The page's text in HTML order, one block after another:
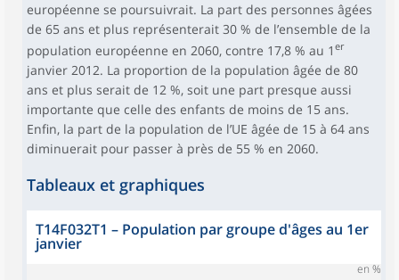
européenne se poursuivrait. La part des personnes âgées
de 65 ans et plus représenterait 30 % de l’ensemble de la
population européenne en 2060, contre 17,8 % au 1 er
janvier 2012. La proportion de la population âgée de 80
ans et plus serait de 12 %, soit une part presque aussi
importante que celle des enfants de moins de 15 ans.
Enfin, la part de la population de l’UE âgée de 15 à 64 ans
diminuerait pour passer à près de 55 % en 2060.
Tableaux et graphiques
T14F032T1 – Population par groupe d'âges au 1er
janvier
en %